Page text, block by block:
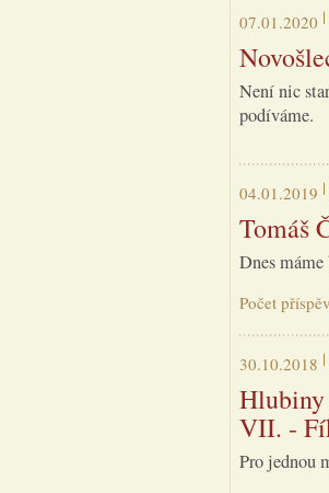
07.01.2020
Není nic
podíváme.
04.01.2019
Tomáš
Dnes
Počet
30.10.2018
Hlubiny
VII. -
Pro jednou